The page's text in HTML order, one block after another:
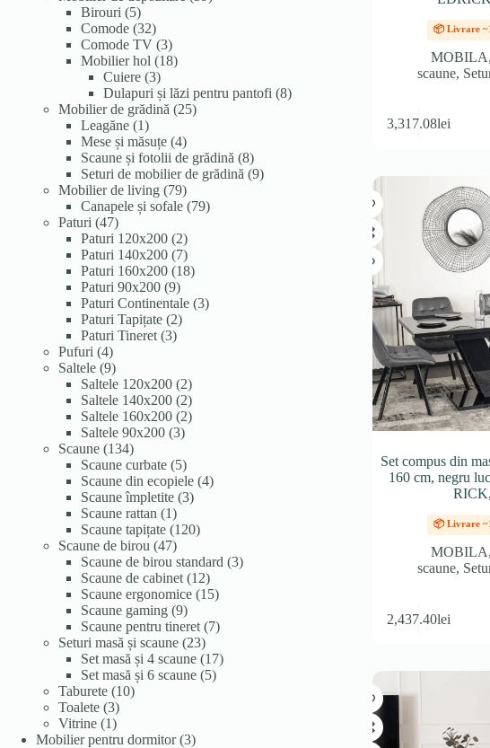
📦 Livrare
MOBILA,
scaune,
3,317.08lei
Set compus din
160 cm, negru
📦 Livrare
MOBILA,
scaune,
2,437.40lei
Birouri 55
produse
Comode 3232
de
produse
Comode TV 33
produse
Mobilier hol 1818
Cuiere 33
produse
Dulapuri și lăzi pentru pantofi 88
Mobilier de grădină 2525
Leagăne 11
produs
Mese și măsuțe 44
produse
Scaune și fotolii de grădină 88
produse
Seturi de mobilier de grădină 99
Mobilier de living 7979
de
Canapele și sofale 7979
Paturi 4747
de
produse
Paturi 120x200 22
produse
Paturi 140x200 77
produse
Paturi 160x200 1818
Paturi 90x200 99
produse
Paturi Continentale 33
Paturi Tapițate 22
Paturi Tineret 33
Pufuri 44
produse
Saltele 99
produse
Saltele 120x200 22
produse
Saltele 140x200 22
produse
Saltele 160x200 22
Saltele 90x200 33
Scaune 134134
de
produse
Scaune curbate 55
produse
Scaune din ecopiele 44
Scaune împletite 33
Scaune rattan 11
produs
Scaune tapițate 120120
produse
Scaune de birou 4747
de
produse
Scaune de birou standard 33
Scaune de cabinet 1212
produse
Scaune ergonomice 1515
Scaune gaming 99
produse
Scaune pentru tineret 77
Seturi masă și scaune 2323
de
produse
Set masă și 4 scaune 1717
Set masă și 6 scaune 55
Taburete 1010
Toalete 33
produse
Vitrine 11
produs
Mobilier pentru dormitor 33